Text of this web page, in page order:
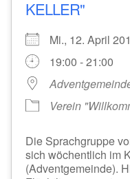
KELLER"
Mi., 12. April
19:00 - 21:00
Verein
Die Sprachgruppe
sich wöchentlich im
(Adventgemeinde).